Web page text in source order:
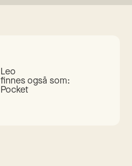
Leo
finnes også som:
Pocket